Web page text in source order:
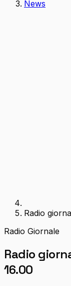
News
Radio
Radio Giornale
Radio
16.00